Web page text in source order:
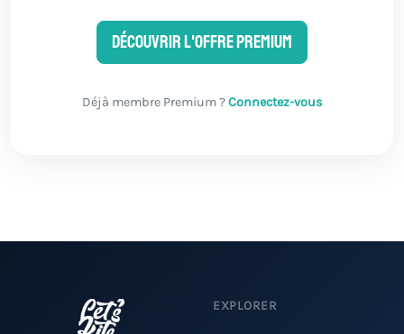
Découvrir l'offre Premium
Déjà membre Premium ?Connectez-vous
EXPLORER